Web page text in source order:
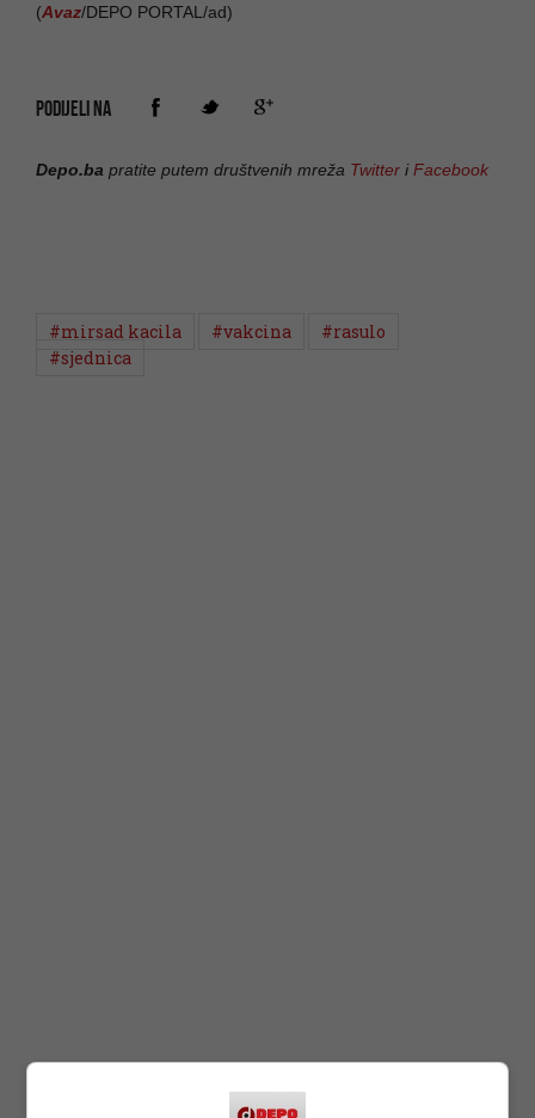
(Avaz/DEPO PORTAL/ad)
PODIJELI NA
Depo.ba pratite putem društvenih mreža Twitter iFacebook
#mirsad kacila #vakcina
#rasulo
#sjednica